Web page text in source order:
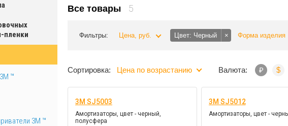
Все товары 5
Фильтры: Цена, руб. Цвет Черный × Форма изделия
Сортировка: Цена по возрастанию Валюта: ₽ $
3M SJ5003
Амортизаторы, цвет - черный,
полусфера
3M SJ5012
Амортизаторы, цвет -
пленки
™
3М ™